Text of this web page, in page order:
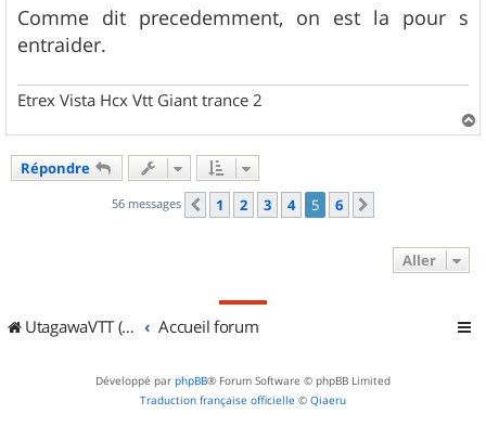
g
e
Comme dit precedemment, on est la pour s
entraider.
Etrex Vista Hcx Vtt Giant trance 2
a
Répondre
56 messages Précédent
1 2 3 4 5 6
Aller
UtagawaVTT (Randos VTT et VTTAE avec traces GPS) Accueil forum
Développé par phpBB® Forum Software © phpBB Limited
Traduction française officielle © Qiaeru